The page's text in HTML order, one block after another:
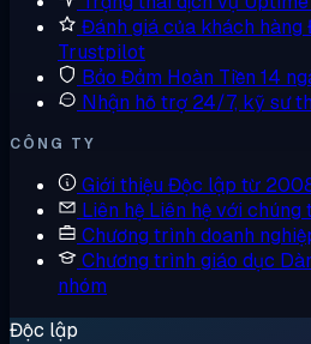
Đánh giá của khách hàng
Trustpilot
Bảo Đảm Hoàn Tiền 14
Nhận hỗ trợ 24/7, kỹ sư
CÔNG TY
Giới thiệu Độc lập từ
Liên hệ Liên hệ với chúng
Chương trình doanh
Chương trình giáo dục
nhóm
Độc lập